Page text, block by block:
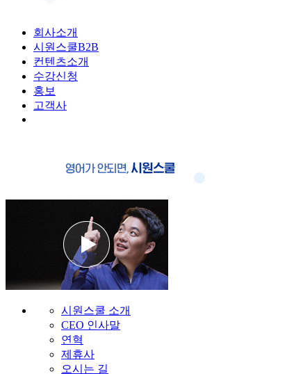
회사소개
시원스쿨B2B
컨텐츠소개
수강신청
홍보
고객사
시원스쿨 소개
CEO 인사말
연혁
제휴사
오시는 길